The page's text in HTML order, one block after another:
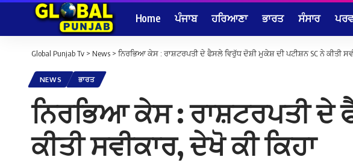
Home ਪੰਜਾਬ ਹਰਿਆਣਾ ਭਾਰਤ ਸੰਸਾਰ
Global Punjab Tv > News > ਨਿਰਭਿਆ ਕੇਸ : ਰਾਸ਼ਟਰਪਤੀ ਦੇ ਫੈਸਲੇ ਵਿਰੁੱਧ ਦੋਸ਼ੀ ਮੁਕੇਸ਼ ਦੀ ਪਟੀਸ਼ਨ SC ਨੇ ਕੀਤੀ
NEWS ਭਾਰਤ
ਨਿਰਭਿਆ ਕੇਸ : ਰਾਸ਼ਟਰਪਤੀ ਦੇ
ਕੀਤੀ ਸਵੀਕਾਰ, ਦੇਖੋ ਕੀ ਕਿਹਾ